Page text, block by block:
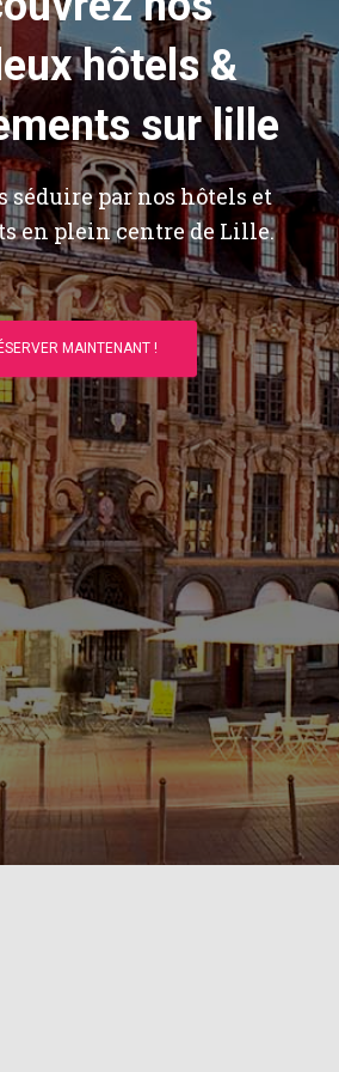
hôtels &
sur lille
séduire par nos hôtels et
en plein centre de Lille.
MAINTENANT !